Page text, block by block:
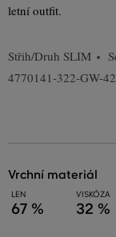
letní outfit.
Střih/Druh SLIM
4770141-322-GW-
vrchní materiál
LEN
67 %
VISKÓZA
32 %